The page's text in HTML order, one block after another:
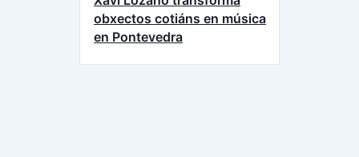
obxectos cotiáns en música
en Pontevedra